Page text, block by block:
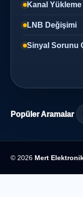
Kanal Yükleme
LNB Değişimi
Sinyal Sorunu
Popüler Aramalar
© 2026 Mert